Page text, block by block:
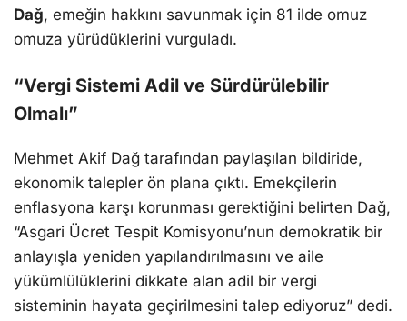
Dağ, emeğin hakkını savunmak için 81 ilde omuz
omuza yürüdüklerini vurguladı.
“Vergi Sistemi Adil ve Sürdürülebilir
Olmalı”
Mehmet Akif Dağ tarafından paylaşılan bildiride,
ekonomik talepler ön plana çıktı. Emekçilerin
enflasyona karşı korunması gerektiğini belirten Dağ,
“Asgari Ücret Tespit Komisyonu’nun demokratik bir
anlayışla yeniden yapılandırılmasını ve aile
yükümlülüklerini dikkate alan adil bir vergi
sisteminin hayata geçirilmesini talep ediyoruz” dedi.